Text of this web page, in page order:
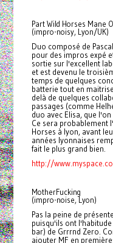
Part Wild Horses Mane
(impro-noisy, Lyon/UK)
Duo composé de
pour des impros expé
sortie sur l'excellent
et est devenu le
temps de quelques
batterie tout en
delà de quelques
passages (comme
duo avec Elisa, que
Ce sera probablement
Horses à lyon, avant
années lyonnaises
fait le plus grand bien.
http://
MotherFucking
(impro-noise, Lyon)
Pas la peine de
puisqu'ils ont
bar) de Grrrnd Zero.
ajouter MF en